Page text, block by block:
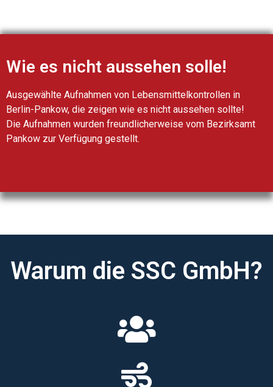
Wie es nicht aussehen solle!
Ausgewählte Aufnahmen von Lebensmittelkontrollen in
Berlin-Pankow, die zeigen wie es nicht aussehen sollte!
Die Aufnahmen wurden freundlicherweise vom Bezirksamt
Pankow zur Verfügung gestellt.
Warum die SSC GmbH?